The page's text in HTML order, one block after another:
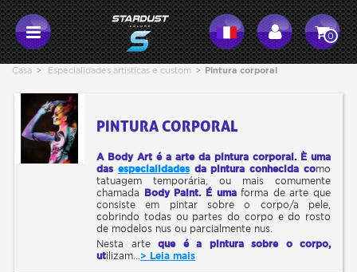
0
Casa > Especialidades artísticas e custom > Pintura corporal
PINTURA CORPORAL
A Body Art é a arte da pintura corporal. È uma
das especialidades da pintura conhecida como
tatuagem temporária, ou mais comumente
chamada Body Paint. É umaforma de arte que
consiste em pintar sobre o corpo/a pele,
cobrindo todas ou partes do corpo e do rosto
de modelos nus ou parcialmente nus.
Nesta arteque é a pintura sobre o corpo,
utilizam...> Leia mais